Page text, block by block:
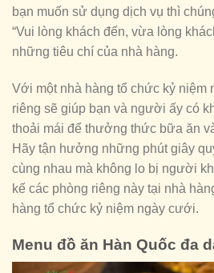
bạn muốn sử dụng dịch vụ thì
“Vui lòng khách đến, vừa lòng
những tiêu chí của nhà hàng.
Với một nhà hàng tổ chức kỷ niệm
riêng sẽ giúp bạn và người ấy có
thoải mái để thưởng thức bữa ăn
Hãy tận hưởng những phút giây
cùng nhau mà không lo bị người
kế các phòng riêng này tại nhà
hàng tổ chức kỷ niệm ngày cưới.
Menu đồ ăn Hàn Quốc đa